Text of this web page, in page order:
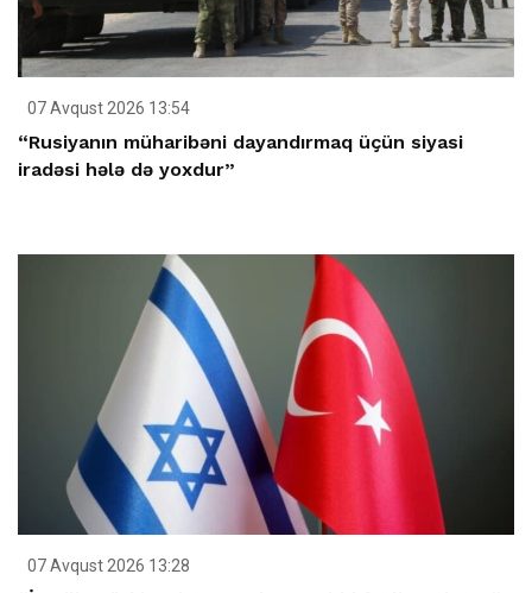
07 Avqust 2026 13:54
“Rusiyanın müharibəni dayandırmaq üçün siyasi
iradəsi hələ də yoxdur”
07 Avqust 2026 13:28